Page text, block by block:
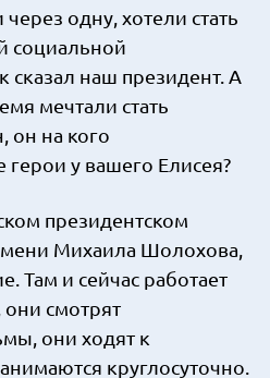
одну, хотели стать
социальной
сказал наш президент. А
мечтали стать
он на кого
герои у вашего Елисея?
президентском
Михаила Шолохова,
Там и сейчас работает
они смотрят
они ходят к
круглосуточно.